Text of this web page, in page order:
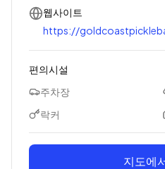
웹사이트
https://
편의시설
주차장
락커
지도에